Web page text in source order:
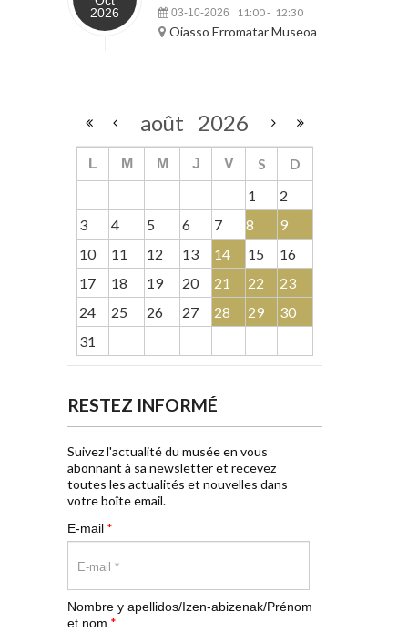
2026
03-10-2026 11:00- 12:30
Oiasso Erromatar Museoa
août 2026
L M M J V S
D
1
2
3
4 5 6 7 8
9
10
11 12 13 14 15
16
17
18 19 20 21 22
23
24
25 26 27 28 29
30
31
RESTEZ INFORMÉ
Suivez l'actualité du musée en vous
abonnant à sa newsletter et recevez
toutes les actualités et nouvelles dans
votre boîte email.
E-mail *
Nombre y apellidos/Izen-abizenak/Prénom
et nom *